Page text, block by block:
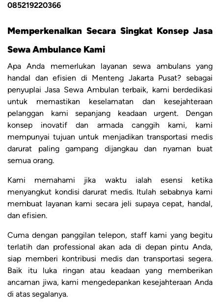
085219220366
Memperkenalkan Secara Singkat Konsep Jasa
Sewa Ambulance Kami
Apa Anda memerlukan layanan sewa ambulans yang
handal dan efisien di Menteng Jakarta Pusat? sebagai
penyuplai Jasa Sewa Ambulan terbaik, kami berdedikasi
untuk memastikan keselamatan dan kesejahteraan
pelanggan kami sepanjang keadaan urgent. Dengan
konsep inovatif dan armada canggih kami, kami
mempunyai tujuan untuk menjadikan transportasi medis
darurat paling gampang dijangkau dan nyaman buat
semua orang.
Kami memahami jika waktu ialah esensi ketika
menyangkut kondisi darurat medis. Itulah sebabnya kami
membuat layanan kami secara jeli supaya cepat, handal,
dan efisien.
Cuma dengan panggilan telepon, staff kami yang begitu
terlatih dan professional akan ada di depan pintu Anda,
siap memberi kontribusi medis dan transportasi segera.
Baik itu luka ringan atau keadaan yang memberikan
ancaman jiwa, kami mengedepankan kesejahteraan Anda
di atas segalanya.